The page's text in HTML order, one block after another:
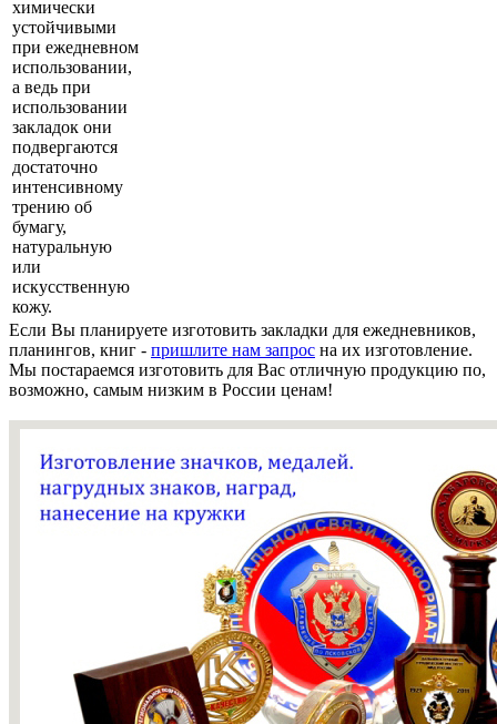
химически
устойчивыми
при ежедневном
использовании,
а ведь при
использовании
закладок они
подвергаются
достаточно
интенсивному
трению об
бумагу,
натуральную
или
искусственную
кожу.
Если Вы планируете изготовить закладки для ежедневников,
планингов, книг - пришлите нам запрос на их изготовление.
Мы постараемся изготовить для Вас отличную продукцию по,
возможно, самым низким в России ценам!